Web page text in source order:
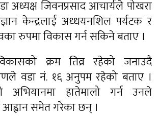
अध्यक्ष जिवनप्रसाद आचार्यले पोखरा
केन्द्रलाई अध्धयनशिल पर्यटक र
रुपमा विकास गर्न सकिने बताए ।
क्रम तिव्र रहेको जनाउदै
वडा नं. १६ अनुपम रहेको बताए ।
अभियानमा हातेमालो गर्न उनले
समेत गरेका छन् ।